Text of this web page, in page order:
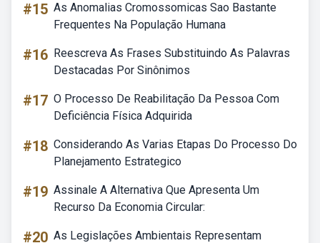
#15 As Anomalias Cromossomicas Sao Bastante
Frequentes Na População Humana
#16 Reescreva As Frases Substituindo As Palavras
Destacadas Por Sinônimos
#17 O Processo De Reabilitação Da Pessoa Com
Deficiência Física Adquirida
#18 Considerando As Varias Etapas Do Processo Do
Planejamento Estrategico
#19 Assinale A Alternativa Que Apresenta Um
Recurso Da Economia Circular:
#20 As Legislações Ambientais Representam